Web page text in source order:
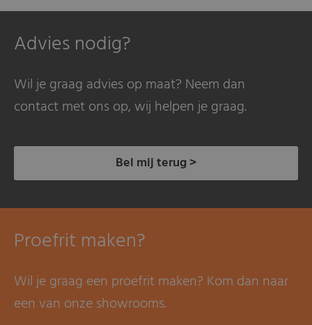
Advies nodig?
Wil je graag advies op maat? Neem dan
contact met ons op, wij helpen je graag.
Bel mij terug >
Proefrit maken?
Wil je graag een proefrit maken? Kom dan naar
een van onze showrooms.